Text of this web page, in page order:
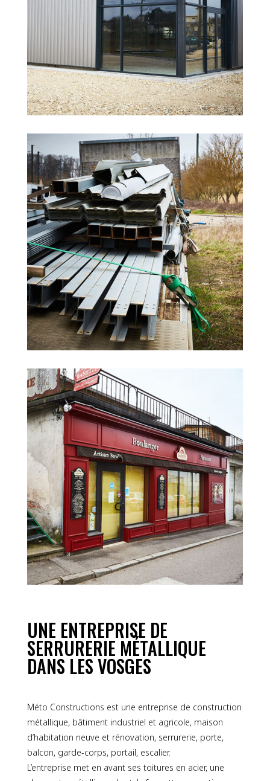
UNE ENTREPRISE DE
SERRURERIE MÉTALLIQUE
DANS LES VOSGES
Méto Constructions est une entreprise de construction
métallique, bâtiment industriel et agricole, maison
d’habitation neuve et rénovation, serrurerie, porte,
balcon, garde-corps, portail, escalier.
L’entreprise met en avant ses toitures en acier, une